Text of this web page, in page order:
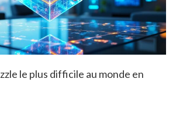
le plus difficile au monde en